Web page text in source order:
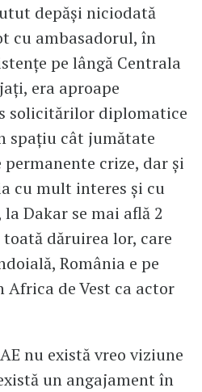
depăși niciodată
cu ambasadorul, în
pe lângă Centrala
era aproape
solicitărilor diplomatice
spațiu cât jumătate
crize, dar și
cu mult interes și cu
Dakar se mai află 2
dăruirea lor, care
România e pe
Africa de Vest ca actor
nu există vreo viziune
un angajament în